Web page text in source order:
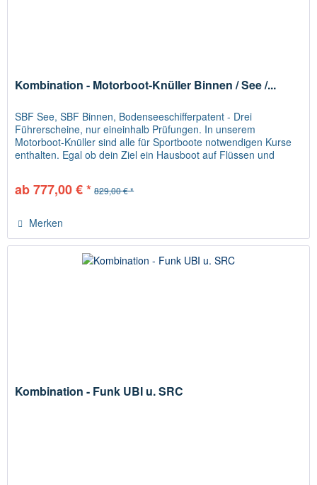
Kombination - Motorboot-Knüller Binnen / See /...
SBF See, SBF Binnen, Bodenseeschifferpatent - Drei
Führerscheine, nur eineinhalb Prüfungen. In unserem
Motorboot-Knüller sind alle für Sportboote notwendigen Kurse
enthalten. Egal ob dein Ziel ein Hausboot auf Flüssen und
ab 777,00 € * 829,00 € *
Merken
Kombination - Funk UBI u. SRC